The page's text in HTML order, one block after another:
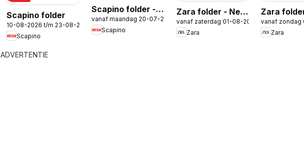
Scapino folder
10-08-2026 t/m 23-08-2026
Scapino
Scapino folder -
Sale 70% week
30
vanaf maandag 20-07-2026
Scapino
Zara folder - New
in Men
vanaf zaterdag 01-08-2026
Zara
Zara
in Girls
vanaf zondag
Zara
ADVERTENTIE